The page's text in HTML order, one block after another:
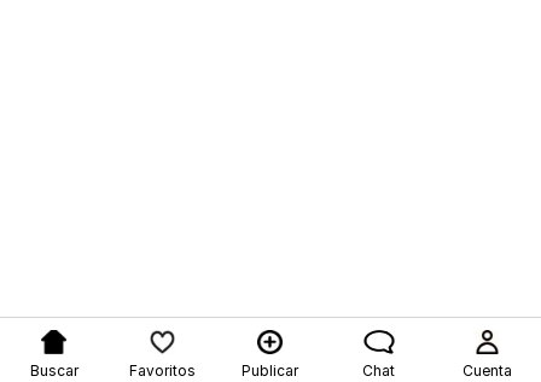
Buscar Favoritos Publicar Chat Cuenta